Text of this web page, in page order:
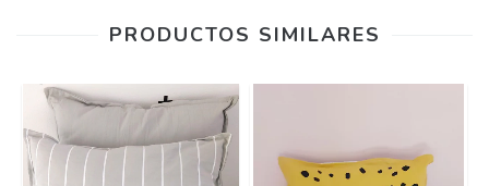
PRODUCTOS SIMILARES